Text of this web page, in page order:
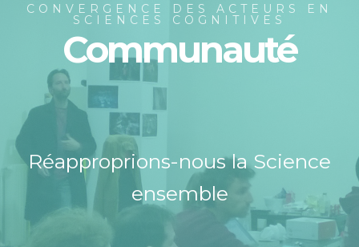
CONVERGENCE DES ACTEURS EN
SCIENCES COGNITIVES
Communauté
Réapproprions-nous la Science
ensemble